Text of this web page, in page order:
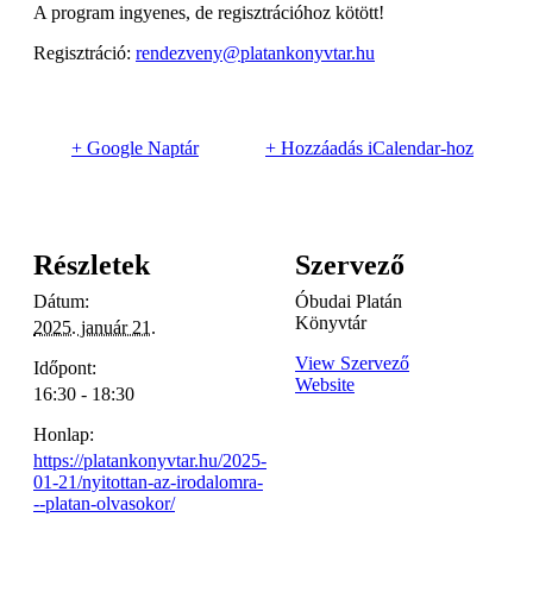
A program ingyenes, de regisztrációhoz kötött!
Regisztráció: rendezveny@platankonyvtar.hu
+ Google Naptár + Hozzáadás iCalendar-hoz
Részletek
Dátum:
2025. január 21.
Időpont:
16:30 - 18:30
Honlap:
https://platankonyvtar.hu/2025-
01-21/nyitottan-az-irodalomra-
--platan-olvasokor/
Szervező
Óbudai Platán
Könyvtár
View Szervező
Website